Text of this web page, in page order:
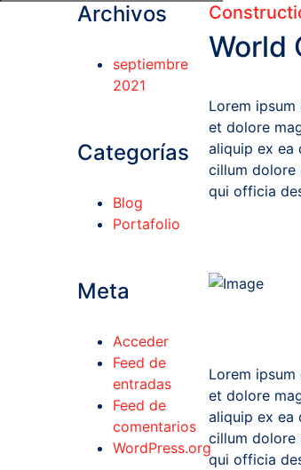
Archivos
septiembre
2021
Categorías
Blog
Portafolio
Meta
Acceder
Feed de
entradas
Feed de
comentarios
WordPress.org
World
Lorem
et dolore
aliquip ex ea
cillum dolore
qui officia
Lorem
et dolore
aliquip ex ea
cillum dolore
qui officia